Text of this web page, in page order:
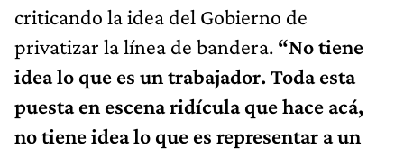
criticando la idea del Gobierno de
privatizar la línea de bandera. “No tiene
idea lo que es un trabajador. Toda esta
puesta en escena ridícula que hace acá,
no tiene idea lo que es representar a un